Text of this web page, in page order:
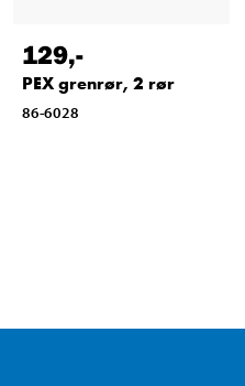
129,-
PEX grenrør, 2 rør
86-6028